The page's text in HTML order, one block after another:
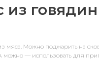
из
мяса. Можно поджарить на
— использовать для